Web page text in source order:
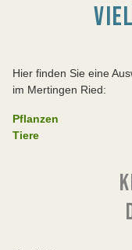
Hier finden Sie eine
im Mertingen Ried:
Pflanzen
Tiere